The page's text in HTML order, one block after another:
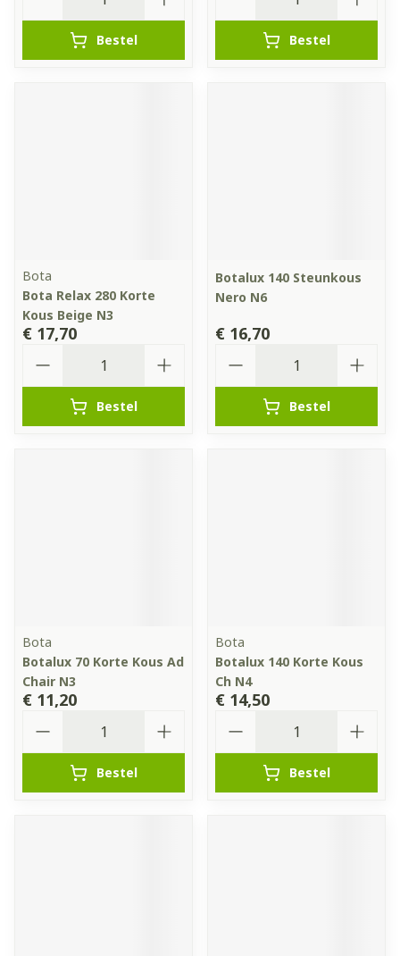
Bestel Bestel
Bota
Bota Relax 280 Korte
Kous Beige N3
€ 17,70
Bestel
Botalux 140 Steunkous
Nero N6
€ 16,70
Bestel
Bota
Botalux 70 Korte Kous Ad
Chair N3
€ 11,20
Bestel
Bota
Botalux 140 Korte Kous
Ch N4
€ 14,50
Bestel